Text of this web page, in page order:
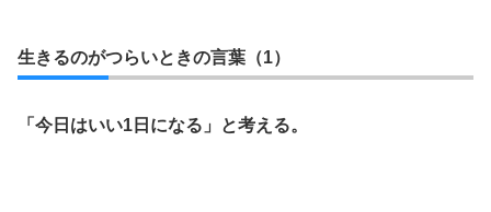
生きるのがつらいときの言葉（1）
「今日はいい1日になる」と考える。